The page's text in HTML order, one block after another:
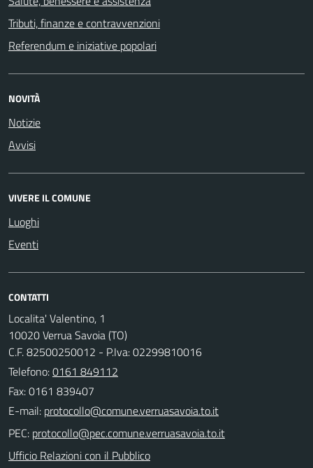
Tributi, finanze e contravvenzioni
Referendum e iniziative popolari
NOVITÀ
Notizie
Avvisi
VIVERE IL COMUNE
Luoghi
Eventi
CONTATTI
Localita' Valentino, 1
10020 Verrua Savoia (TO)
C.F. 82500250012 - P.Iva: 02299810016
Telefono:0161 849112
Fax: 0161 839407
E-mail:
PEC:
Ufficio Relazioni con il Pubblico